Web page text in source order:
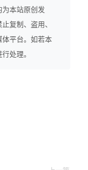
本站原创发
复制、盗用、
体平台。如若本
处理。